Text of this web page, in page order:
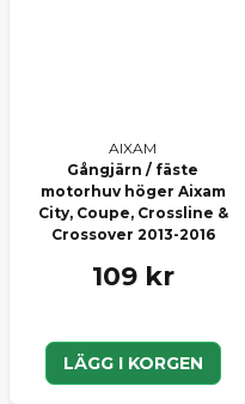
AIXAM
Gångjärn / fäste
motorhuv höger Aixam
City, Coupe, Crossline &
Crossover 2013-2016
109 kr
LÄGG I KORGEN